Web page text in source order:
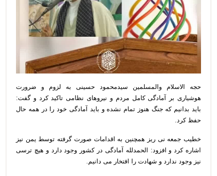
حجه الاسلام والمسلمین سیدمحمود حسینی به لزوم و ضرورت
هوشیاری بر آمادگی کامل مردم و نیروهای نظامی تاکید کرد و گفت:
باید بدانیم که جنگ هنوز تمام نشده و باید آمادگی خود را در همه حال
حفظ کرد.
خطیب جمعه نی ریز همچنین به اقدامات صورت گرفته توسط یمن نیز
اشاره کرد و افزود: الحمدلله آمادگی در کشور وجود دارد و هیچ ترسی
نیز وجود ندارد و شهادت را افتخار می دانیم.